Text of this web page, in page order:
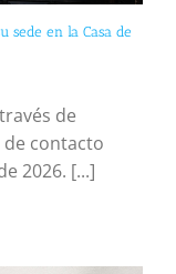
sede en la Casa de
de
contacto
2026. [...]